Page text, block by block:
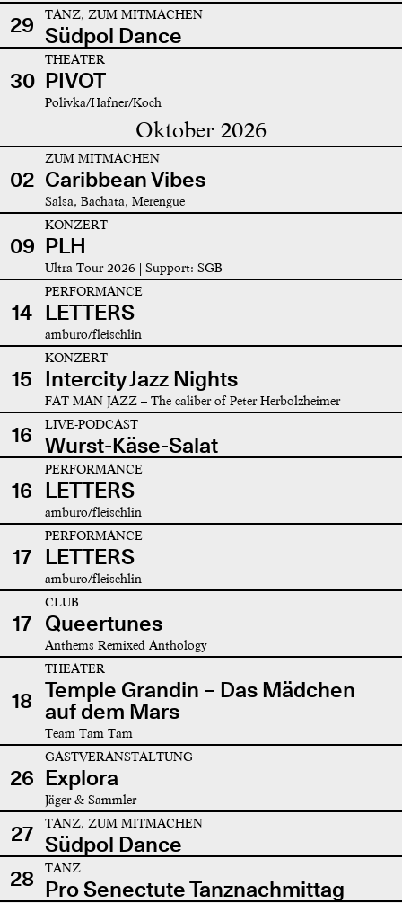
29 TANZ, ZUM MITMACHEN
Südpol Dance
30
THEATER
PIVOT
Polivka/Hafner/Koch
Oktober 2026
02
ZUM MITMACHEN
Caribbean Vibes
Salsa, Bachata, Merengue
09
KONZERT
PLH
Ultra Tour 2026 | Support: SGB
14
PERFORMANCE
LETTERS
amburo/fleischlin
15
KONZERT
Intercity Jazz Nights
FAT MAN JAZZ – The caliber of Peter Herbolzheimer
16 LIVE-PODCAST
Wurst-Käse-Salat
16
PERFORMANCE
LETTERS
amburo/fleischlin
17
PERFORMANCE
LETTERS
amburo/fleischlin
17
CLUB
Queertunes
Anthems Remixed Anthology
18
THEATER
Temple Grandin – Das Mädchen
auf dem Mars
Team Tam Tam
26
GASTVERANSTALTUNG
Explora
Jäger & Sammler
27 TANZ, ZUM MITMACHEN
Südpol Dance
28
TANZ
Pro Senectute Tanznachmittag